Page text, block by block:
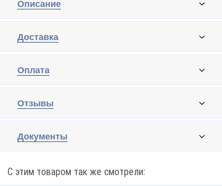
Описание
Доставка
Оплата
Отзывы
Документы
С этим товаром так же смотрели: